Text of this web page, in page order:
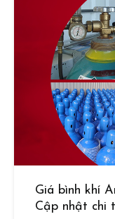
Giá bình khí
Cập nhật chi